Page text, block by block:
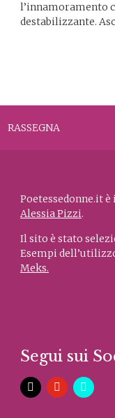
l’innamoramento
destabilizzante.
RASSEGNA
Poetessedonne.it
Alessia Pizzi.
Il sito è stato
Esempi
Meks.
Segui sui